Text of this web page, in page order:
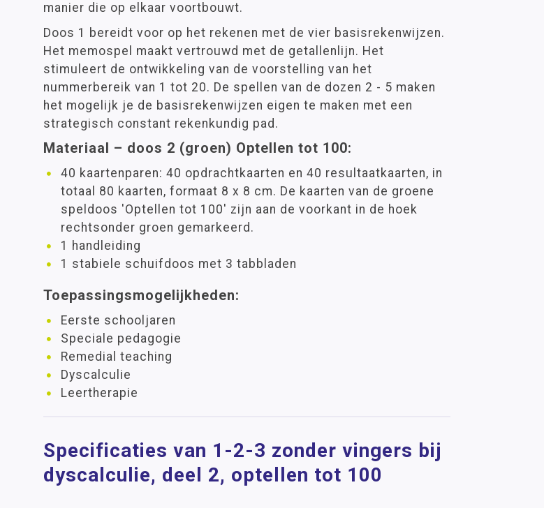
manier die op elkaar voortbouwt.
Doos 1 bereidt voor op het rekenen met de vier basisrekenwijzen.
Het memospel maakt vertrouwd met de getallenlijn. Het
stimuleert de ontwikkeling van de voorstelling van het
nummerbereik van 1 tot 20. De spellen van de dozen 2 - 5 maken
het mogelijk je de basisrekenwijzen eigen te maken met een
strategisch constant rekenkundig pad.
Materiaal – doos 2 (groen) Optellen tot 100:
40 kaartenparen: 40 opdrachtkaarten en 40 resultaatkaarten, in
totaal 80 kaarten, formaat 8 x 8 cm. De kaarten van de groene
speldoos 'Optellen tot 100' zijn aan de voorkant in de hoek
rechtsonder groen gemarkeerd.
1 handleiding
1 stabiele schuifdoos met 3 tabbladen
Toepassingsmogelijkheden:
Eerste schooljaren
Speciale pedagogie
Remedial teaching
Dyscalculie
Leertherapie
Specificaties van 1-2-3 zonder vingers bij
dyscalculie, deel 2, optellen tot 100